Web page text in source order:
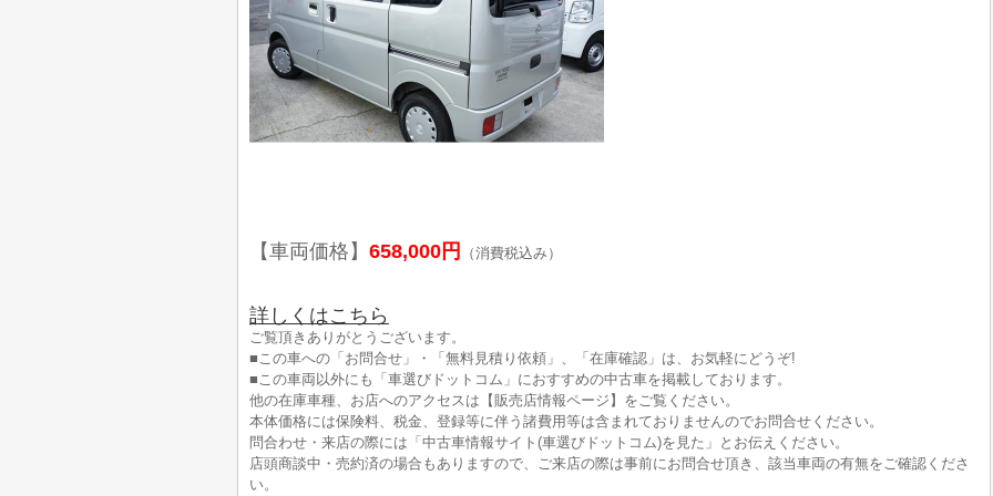
【車両価格】 658,000円 （消費税込み）
詳しくはこちら
ご覧頂きありがとうございます。
■この車への「お問合せ」・「無料見積り依頼」、「在庫確認」は、お気軽にどうぞ!
■この車両以外にも「車選びドットコム」におすすめの中古車を掲載しております。
他の在庫車種、お店へのアクセスは【販売店情報ページ】をご覧ください。
本体価格には保険料、税金、登録等に伴う諸費用等は含まれておりませんのでお問合せください。
問合わせ・来店の際には「中古車情報サイト(車選びドットコム)を見た」とお伝えください。
店頭商談中・売約済の場合もありますので、ご来店の際は事前にお問合せ頂き、該当車両の有無をご確認くださ
い。